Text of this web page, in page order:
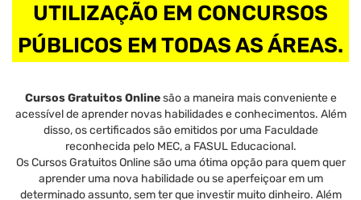
UTILIZAÇÃO EM CONCURSOS
PÚBLICOS EM TODAS AS ÁREAS.
Cursos Gratuitos Onlinesão a maneira mais conveniente e
acessível de aprender novas habilidades e conhecimentos. Além
disso, os certificados são emitidos por uma Faculdade
reconhecida pelo MEC, a FASUL Educacional.
Os Cursos Gratuitos Online são uma ótima opção para quem quer
aprender uma nova habilidade ou se aperfeiçoar em um
determinado assunto, sem ter que investir muito dinheiro. Além